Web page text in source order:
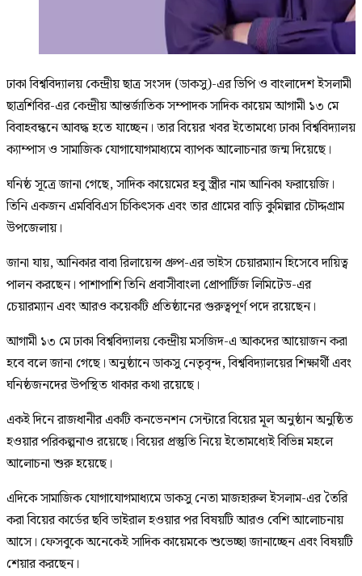
ঢাকা বিশ্ববিদ্যালয় কেন্দ্রীয় ছাত্র সংসদ (ডাকসু)-এর ভিপি ও বাংলাদেশ ইসলামী
ছাত্রশিবির-এর কেন্দ্রীয় আন্তর্জাতিক সম্পাদক সাদিক কায়েম আগামী ১৩ মে
বিবাহবন্ধনে আবদ্ধ হতে যাচ্ছেন। তার বিয়ের খবর ইতোমধ্যে ঢাকা বিশ্ববিদ্যালয়
ক্যাম্পাস ও সামাজিক যোগাযোগমাধ্যমে ব্যাপক আলোচনার জন্ম দিয়েছে।
ঘনিষ্ঠ সূত্রে জানা গেছে, সাদিক কায়েমের হবু স্ত্রীর নাম আনিকা ফরায়েজি।
তিনি একজন এমবিবিএস চিকিৎসক এবং তার গ্রামের বাড়ি কুমিল্লার চৌদ্দগ্রাম
উপজেলায়।
জানা যায়, আনিকার বাবা রিলায়েন্স গ্রুপ-এর ভাইস চেয়ারম্যান হিসেবে দায়িত্ব
পালন করছেন। পাশাপাশি তিনি প্রবাসীবাংলা প্রোপার্টিজ লিমিটেড-এর
চেয়ারম্যান এবং আরও কয়েকটি প্রতিষ্ঠানের গুরুত্বপূর্ণ পদে রয়েছেন।
আগামী ১৩ মে ঢাকা বিশ্ববিদ্যালয় কেন্দ্রীয় মসজিদ-এ আকদের আয়োজন করা
হবে বলে জানা গেছে। অনুষ্ঠানে ডাকসু নেতৃবৃন্দ, বিশ্ববিদ্যালয়ের শিক্ষার্থী এবং
ঘনিষ্ঠজনদের উপস্থিত থাকার কথা রয়েছে।
একই দিনে রাজধানীর একটি কনভেনশন সেন্টারে বিয়ের মূল অনুষ্ঠান অনুষ্ঠিত
হওয়ার পরিকল্পনাও রয়েছে। বিয়ের প্রস্তুতি নিয়ে ইতোমধ্যেই বিভিন্ন মহলে
আলোচনা শুরু হয়েছে।
এদিকে সামাজিক যোগাযোগমাধ্যমে ডাকসু নেতা মাজহারুল ইসলাম-এর তৈরি
করা বিয়ের কার্ডের ছবি ভাইরাল হওয়ার পর বিষয়টি আরও বেশি আলোচনায়
আসে। ফেসবুকে অনেকেই সাদিক কায়েমকে শুভেচ্ছা জানাচ্ছেন এবং বিষয়টি
শেয়ার করছেন।